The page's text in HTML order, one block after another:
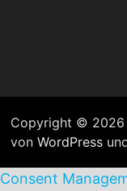
Copyright © 2026
von WordPress
Consent